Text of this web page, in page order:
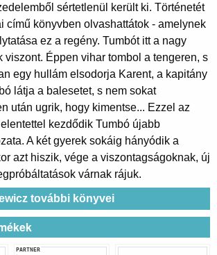
sértetlenül került ki. Történetét
című könyvben olvashattátok - amelynek
ez a regény. Tumbót itt a nagy
viszont. Éppen vihar tombol a tengeren, s
egy hullám elsodorja Karent, a kapitány
látja a balesetet, s nem sokat
után ugrik, hogy kimentse... Ezzel az
kezdődik Tumbó újabb
A két gyerek sokáig hányódik a
azt hiszik, vége a viszontagságoknak, új
várnak rájuk.
további könyvei
PARTNER